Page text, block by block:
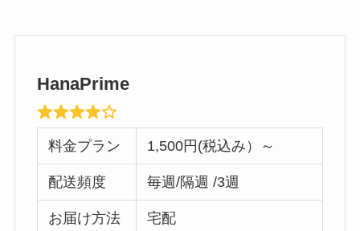
HanaPrime
料金プラン 1,500円(税込み）～
配送頻度 毎週/隔週 /3週
お届け方法 宅配